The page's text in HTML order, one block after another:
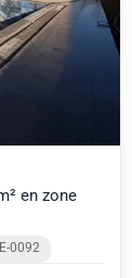
en zone
0092